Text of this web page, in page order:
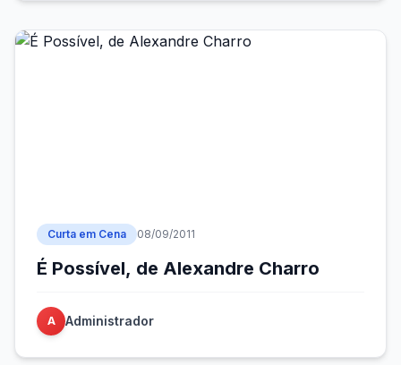
Curta em Cena 08/09/2011
É Possível, de Alexandre Charro
A Administrador